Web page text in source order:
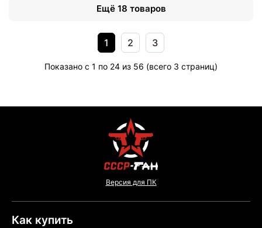
Ещё 18 товаров
1 2 3
Показано с 1 по 24 из 56 (всего 3 страниц)
Версия для ПК
Как купить